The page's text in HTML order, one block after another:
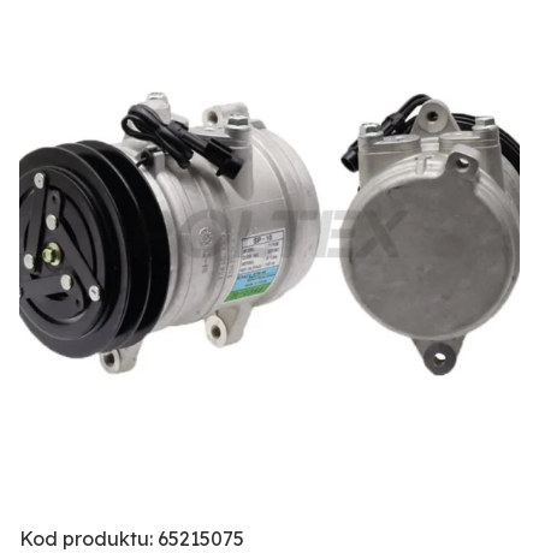
Kod produktu: 65215075